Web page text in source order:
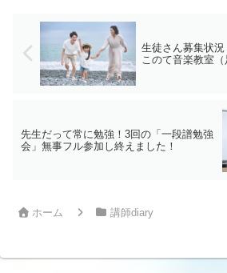
生徒さん募集状
このて音楽教室（
先生だって常に勉強！3回の「一段譜勉強
会」無事フル参加し終えました！
ホーム 講師diary